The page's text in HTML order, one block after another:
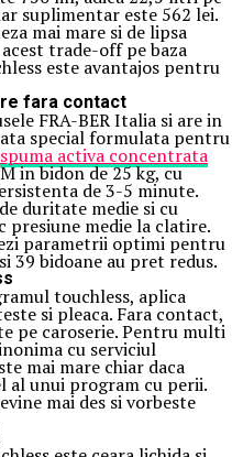
suplimentar este 562 lei.
mai mare si de lipsa
trade-off pe baza
este avantajos pentru
fara contact
FRA-BER Italia si are in
special formulata pentru
spuma activa concentrata
in bidon de 25 kg, cu
de 3-5 minute.
duritate medie si cu
presiune medie la clatire.
parametrii optimi pentru
39 bidoane au pret redus.
touchless, aplica
si pleaca. Fara contact,
pe caroserie. Pentru multi
cu serviciul
mai mare chiar daca
al unui program cu perii.
mai des si vorbeste